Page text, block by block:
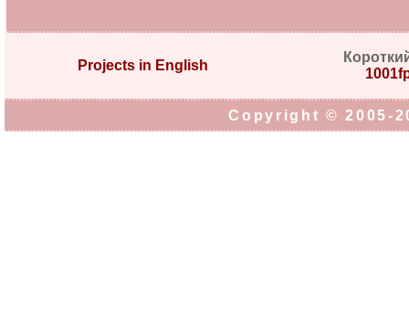
Projects in English
Copyright © 2005-